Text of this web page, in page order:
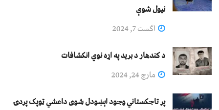
نيول شوې
اگست 7, 2024
د کندهار د برید په اړه نوي انکشافات
مارچ 24, 2024
پر تاجکستاني وجود اېښودل شوی داعشي ټوپک پردۍ